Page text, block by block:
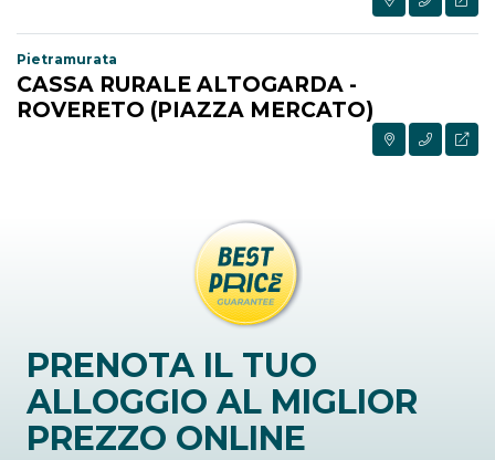
Pietramurata
CASSA RURALE ALTOGARDA -
ROVERETO (PIAZZA MERCATO)
PRENOTA IL TUO
ALLOGGIO AL MIGLIOR
PREZZO ONLINE